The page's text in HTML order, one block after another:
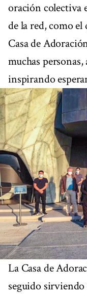
oración colectiva
de la red, como
Casa de
muchas
inspirando
La Casa de
seguido sirviendo